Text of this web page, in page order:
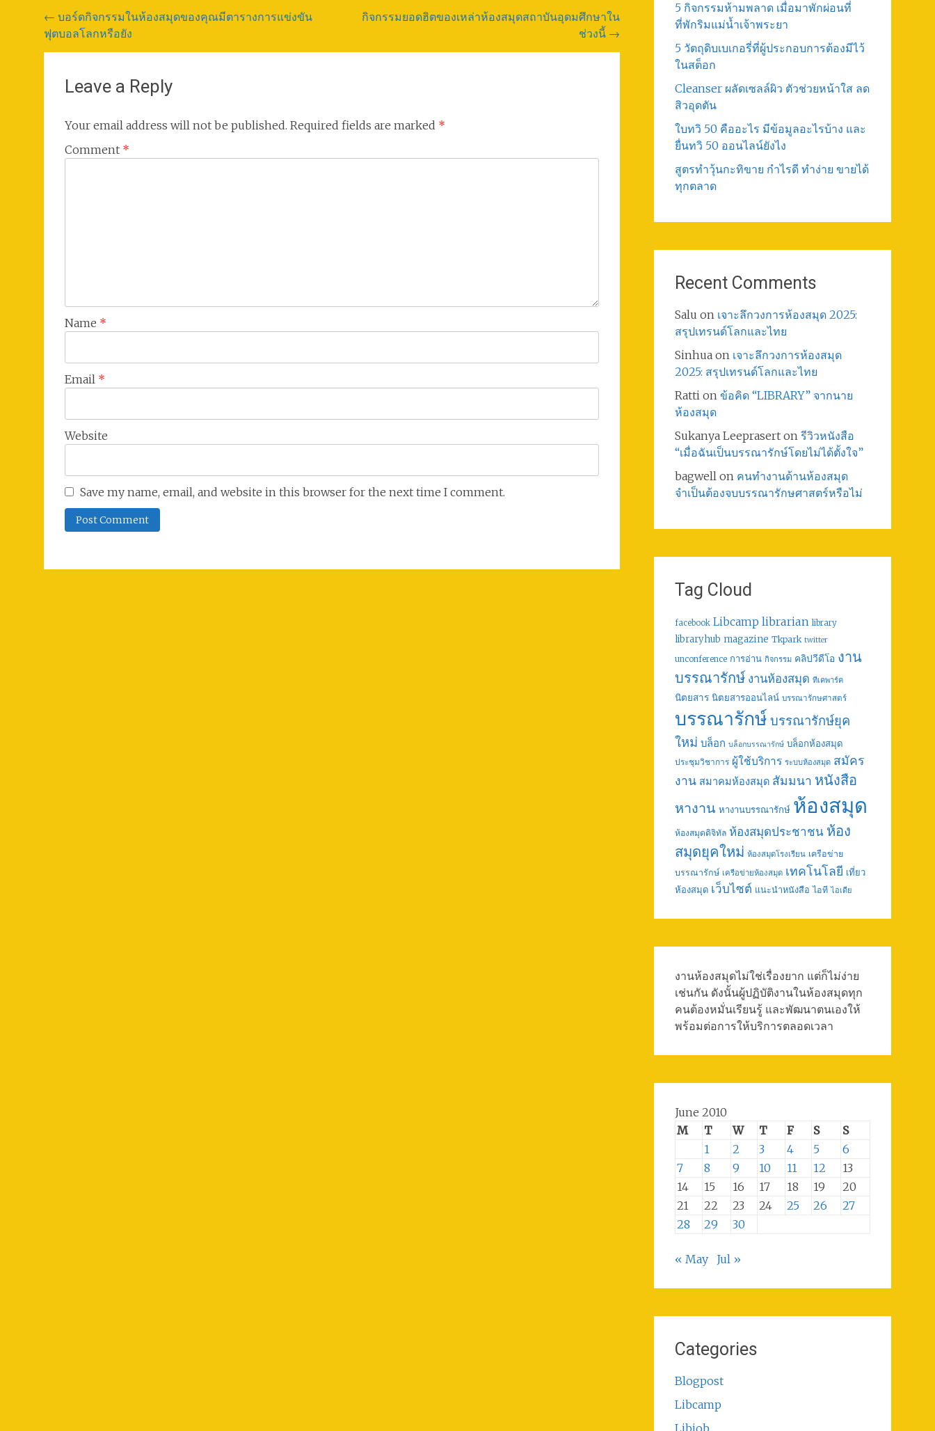
Post
navigation
← บอร์ดกิจกรรมในห้องสมุดของคุณมีตารางการแข่งขัน
ฟุตบอลโลกหรือยัง
กิจกรรมยอดฮิตของเหล่าห้องสมุดสถาบันอุดมศึกษาใน
ช่วงนี้ →
Leave a Reply
Your email address will not be published. Required fields are marked *
Comment *
Name *
Email *
Website
Save my name, email, and website in this browser for the next time I comment.
5 กิจกรรมห้ามพลาด เมื่อมาพักผ่อนที่
ที่พักริมแม่น้ำเจ้าพระยา
5 วัตถุดิบเบเกอรี่ที่ผู้ประกอบการต้องมีไว้
ในสต็อก
Cleanser ผลัดเซลล์ผิว ตัวช่วยหน้าใส ลด
สิวอุดตัน
ใบทวิ 50 คืออะไร มีข้อมูลอะไรบ้าง และ
ยื่นทวิ 50 ออนไลน์ยังไง
สูตรทําวุ้นกะทิขาย กำไรดี ทำง่าย ขายได้
ทุกตลาด
Recent Comments
Salu on เจาะลึกวงการห้องสมุด 2025:
สรุปเทรนด์โลกและไทย
Sinhuaon เจาะลึกวงการห้องสมุด
2025: สรุปเทรนด์โลกและไทย
Rattion ข้อคิด “LIBRARY” จากนาย
ห้องสมุด
Sukanya Leepraserton รีวิวหนังสือ
“เมื่อฉันเป็นบรรณารักษ์โดยไม่ได้ตั้งใจ”
bagwellon คนทำงานด้านห้องสมุด
จำเป็นต้องจบบรรณารักษศาสตร์หรือไม่
Tag Cloud
facebook Libcamp librarian library
libraryhub magazine Tkpark twitter
unconference การอ่าน กิจกรรม คลิปวีดีโอ งาน
บรรณารักษ์ งานห้องสมุด ทีเคพาร์ค
นิตยสาร นิตยสารออนไลน์ บรรณารักษศาสตร์
บรรณารักษ์ บรรณารักษ์ยุค
ใหม่ บล็อก บล็อกบรรณารักษ์ บล็อกห้องสมุด
ประชุมวิชาการ ผู้ใช้บริการ ระบบห้องสมุด สมัคร
งาน สมาคมห้องสมุด สัมมนา หนังสือ
หางาน หางานบรรณารักษ์ ห้องสมุด
ห้องสมุดดิจิทัล ห้องสมุดประชาชน ห้อง
สมุดยุคใหม่ ห้องสมุดโรงเรียน เครือข่าย
บรรณารักษ์ เครือข่ายห้องสมุด เทคโนโลยี เที่ยว
ห้องสมุด เว็บไซต์ แนะนำหนังสือ ไอที ไอเดีย
งานห้องสมุดไม่ใช่เรื่องยาก แต่ก็ไม่ง่าย
เช่นกัน ดังนั้นผู้ปฏิบัติงานในห้องสมุดทุก
คนต้องหมั่นเรียนรู้ และพัฒนาตนเองให้
พร้อมต่อการให้บริการตลอดเวลา
June 2010
M
T W T F S
S
1
2 3 4 5
6
7
8 9 10 11 12
13
14
15 16 17 18 19
20
21
22 23 24 25 26
27
28
29 30
« May Jul »
Categories
Blogpost
Libcamp
Libjob